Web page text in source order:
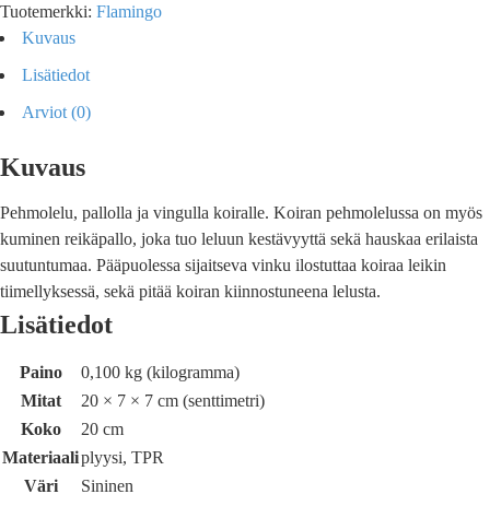
Tuotemerkki: Flamingo
Kuvaus
Lisätiedot
Arviot (0)
Kuvaus
Pehmolelu, pallolla ja vingulla koiralle. Koiran pehmolelussa on myös
kuminen reikäpallo, joka tuo leluun kestävyyttä sekä hauskaa erilaista
suutuntumaa. Pääpuolessa sijaitseva vinku ilostuttaa koiraa leikin
tiimellyksessä, sekä pitää koiran kiinnostuneena lelusta.
Lisätiedot
Paino
0,100 kg (kilogramma)
Mitat
20 × 7 × 7 cm (senttimetri)
Koko
20 cm
Materiaaliplyysi, TPR
Väri
Sininen